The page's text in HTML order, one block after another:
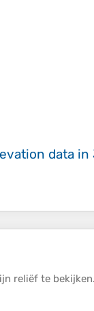
data in
reliëf te bekijken.